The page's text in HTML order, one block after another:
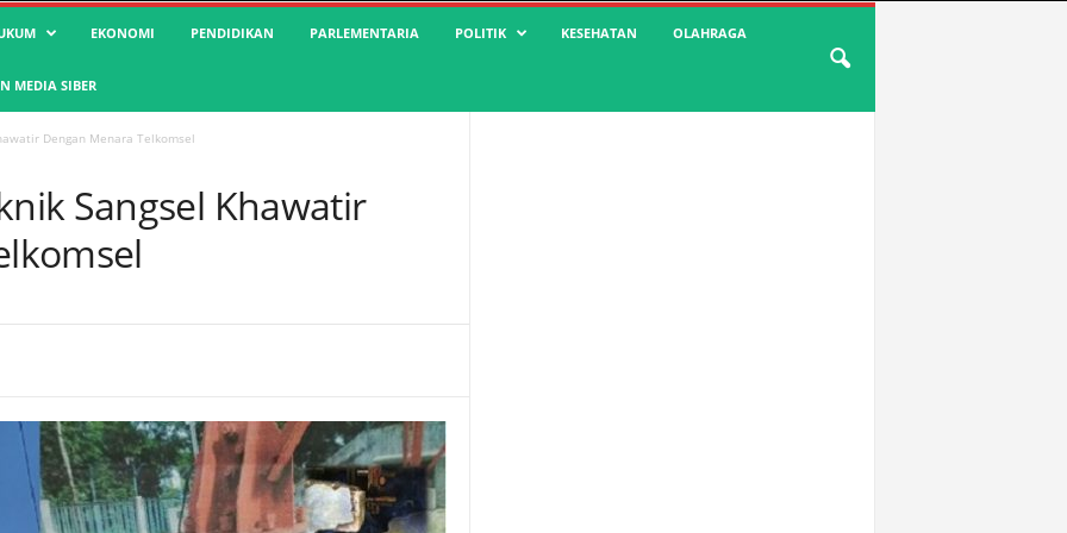
EKONOMI PENDIDIKAN PARLEMENTARIA POLITIK KESEHATAN OLAHRAGA
MEDIA SIBER
Dengan Menara Telkomsel
Sangsel Khawatir